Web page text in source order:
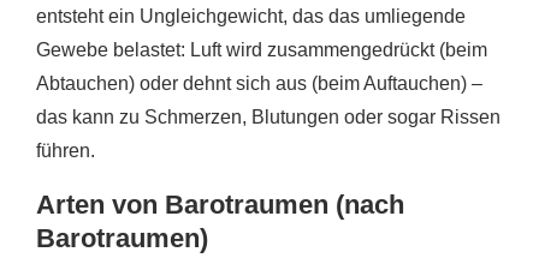
entsteht ein Ungleichgewicht, das das umliegende
Gewebe belastet: Luft wird zusammengedrückt (beim
Abtauchen) oder dehnt sich aus (beim Auftauchen) –
das kann zu Schmerzen, Blutungen oder sogar Rissen
führen.
Arten von Barotraumen (nach
Barotraumen)